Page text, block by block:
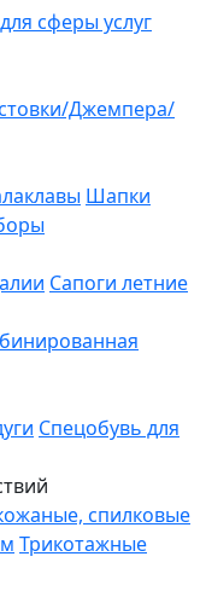
сферы услуг
Джемпера/
Шапки
Сапоги летние
Спецобувь для
спилковые
Трикотажные